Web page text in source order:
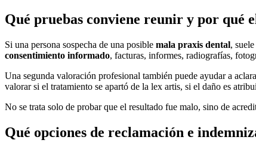
Qué pruebas conviene reunir y por qué
Si una persona sospecha de una posible mala praxis dental,
consentimiento informado, facturas, informes, radiografías,
Una segunda valoración profesional también puede ayudar a
valorar si el tratamiento se apartó de la lex artis, si el daño es
No se trata solo de probar que el resultado fue malo, sino de
Qué opciones de reclamación e